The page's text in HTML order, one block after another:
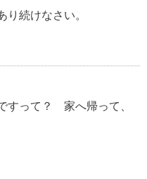
り続けなさい。
すって？ 家へ帰って、